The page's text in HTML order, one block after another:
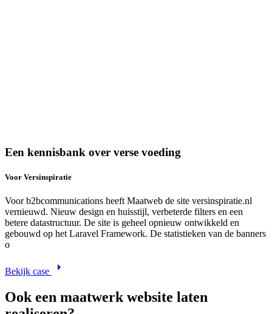
Een kennisbank over verse voeding
Voor Versinspiratie
Voor b2bcommunications heeft Maatweb de site versinspiratie.nl
vernieuwd. Nieuw design en huisstijl, verbeterde filters en een
betere datastructuur. De site is geheel opnieuw ontwikkeld en
gebouwd op het Laravel Framework. De statistieken van de banners
o
Bekijk case arrow_right
Ook een maatwerk website laten